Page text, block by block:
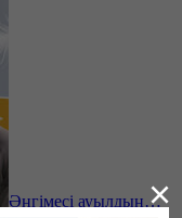
Әңгімесі ауылдың…
×